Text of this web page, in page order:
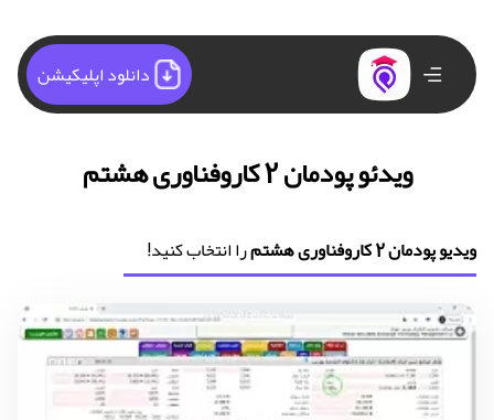
دانلود اپلیکیشن
ویدئو پودمان 2 کاروفناوری هشتم
ویدیو پودمان 2 کاروفناوری هشتم را انتخاب کنید!